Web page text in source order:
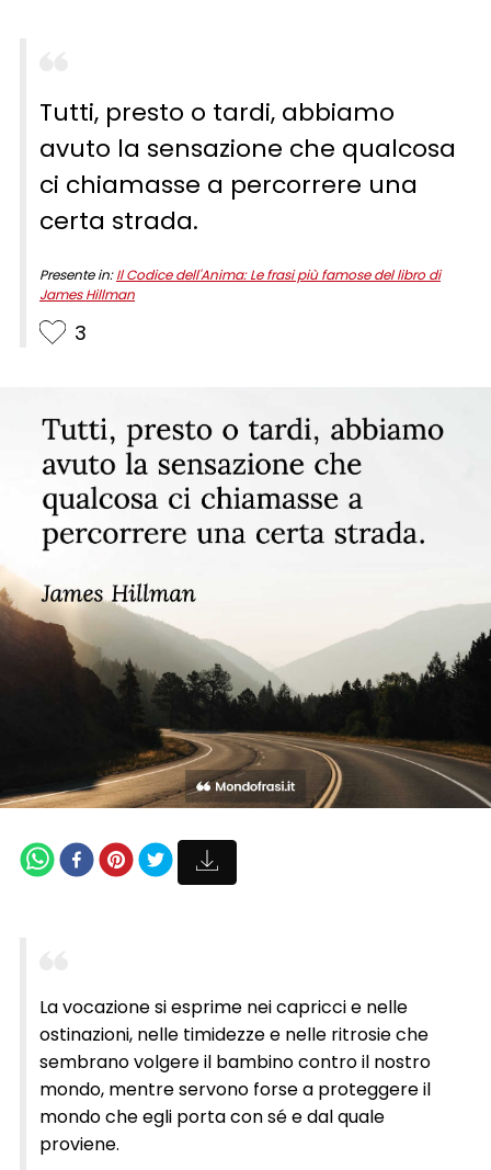
Tutti, presto o tardi, abbiamo
avuto la sensazione che qualcosa
ci chiamasse a percorrere una
certa strada.
Presente in:Il Codice dell'Anima: Le frasi più famose del libro di
James Hillman
3
La vocazione si esprime nei capricci e nelle
ostinazioni, nelle timidezze e nelle ritrosie che
sembrano volgere il bambino contro il nostro
mondo, mentre servono forse a proteggere il
mondo che egli porta con sé e dal quale
proviene.